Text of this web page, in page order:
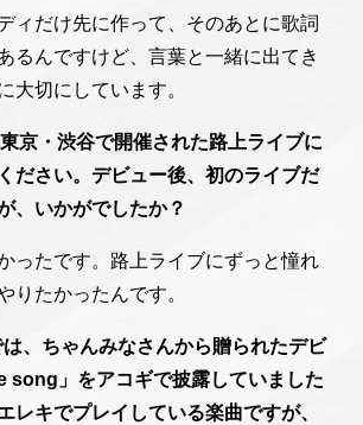
ィだけ先に作って、そのあとに歌詞
るんですけど、言葉と一緒に出てき
大切にしています。
京・渋谷で開催された路上ライブに
ださい。デビュー後、初のライブだ
、いかがでしたか？
ったです。路上ライブにずっと憧れ
りたかったんです。
、ちゃんみなさんから贈られたデビ
song」をアコギで披露していました
レキでプレイしている楽曲ですが、